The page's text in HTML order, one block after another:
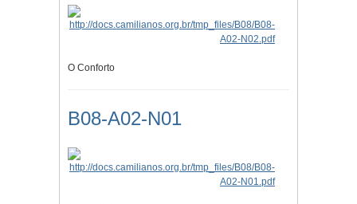
O Conforto
B08-A02-N01